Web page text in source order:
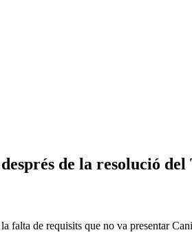
de la resolució del
falta de requisits que no va presentar